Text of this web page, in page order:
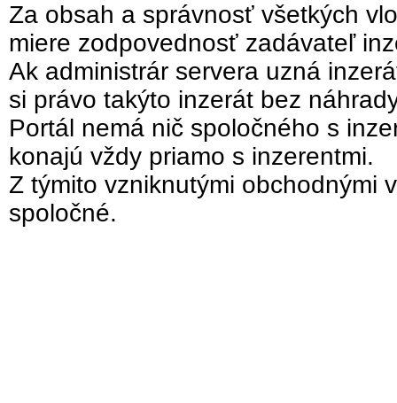
Za obsah a správnosť všetkých
miere zodpovednosť zadávateľ
Ak administrár servera uzná
si právo takýto inzerát bez
Portál nemá nič spoločného s
konajú vždy priamo s inzerentmi.
Z týmito vzniknutými obchodnými
spoločné.